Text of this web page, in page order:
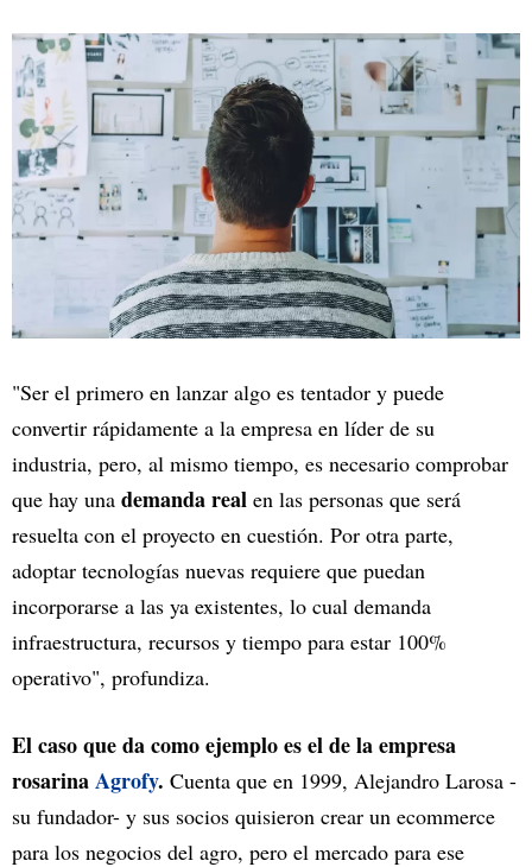
"Ser el primero en lanzar algo es tentador y puede
convertir rápidamente a la empresa en líder de su
industria, pero, al mismo tiempo, es necesario comprobar
que hay una demanda real en las personas que será
resuelta con el proyecto en cuestión. Por otra parte,
adoptar tecnologías nuevas requiere que puedan
incorporarse a las ya existentes, lo cual demanda
infraestructura, recursos y tiempo para estar 100%
operativo", profundiza.
El caso que da como ejemplo es el de la empresa
rosarinaAgrofy. Cuenta que en 1999, Alejandro Larosa -
su fundador- y sus socios quisieron crear un ecommerce
para los negocios del agro, pero el mercado para ese